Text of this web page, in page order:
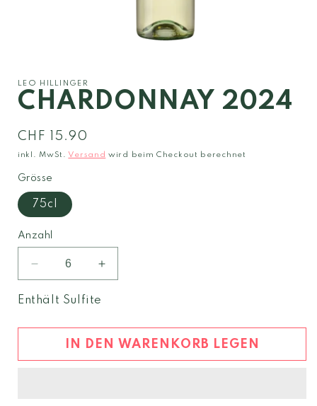
Modal
öffnen
LEO HILLINGER
CHARDONNAY 2024
Normaler
Preis
CHF 15.90
inkl. MwSt.Versand wird beim Checkout berechnet
Grösse
75cl
Anzahl
Verringere
die
Menge
Chardonnay
Erhöhe
die
Chardonnay
2024
Enthält Sulfite
IN DEN WARENKORB LEGEN